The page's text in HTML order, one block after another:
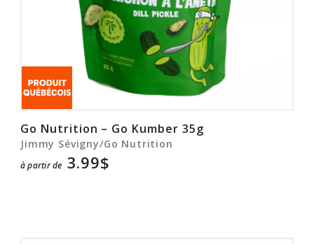
Go Nutrition – Go Kumber 35g
Jimmy Sévigny/Go Nutrition
à partir de 3.99$